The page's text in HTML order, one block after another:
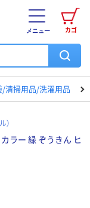
カゴ
メニュー
/清掃用品/洗濯用品
）
ラー 緑 ぞうきん ヒ